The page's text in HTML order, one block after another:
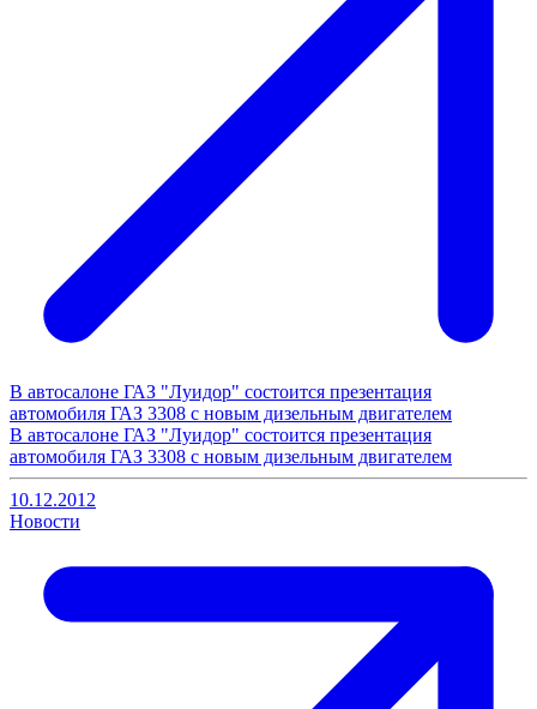
В автосалоне ГАЗ "Луидор" состоится презентация
автомобиля ГАЗ 3308 с новым дизельным двигателем
В автосалоне ГАЗ "Луидор" состоится презентация
автомобиля ГАЗ 3308 с новым дизельным двигателем
10.12.2012
Новости